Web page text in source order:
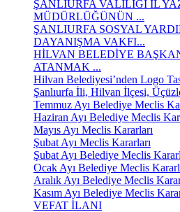
ŞANLIURFA VALİLİĞİ İL
MÜDÜRLÜĞÜNÜN ...
ŞANLIURFA SOSYAL
DAYANIŞMA VAKFI...
HİLVAN BELEDİYE
ATANMAK ...
Hilvan Belediyesi’nden Logo
Şanlıurfa İli, Hilvan İlçesi,
Temmuz Ayı Belediye Meclis
Haziran Ayı Belediye Meclis
Mayıs Ayı Meclis Kararları
Şubat Ayı Meclis Kararları
Şubat Ayı Belediye Meclis
Ocak Ayı Belediye Meclis
Aralık Ayı Belediye Meclis
Kasım Ayı Belediye Meclis
VEFAT İLANI